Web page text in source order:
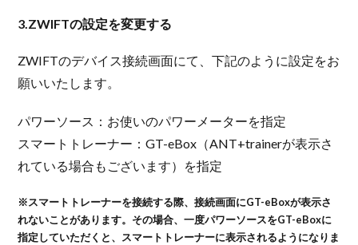
3.ZWIFTの設定を変更する
ZWIFTのデバイス接続画面にて、下記のように設定をお
願いいたします。
パワーソース：お使いのパワーメーターを指定
スマートトレーナー：GT-eBox（ANT+trainerが表示さ
れている場合もございます）を指定
※スマートトレーナーを接続する際、接続画面にGT-eBoxが表示さ
れないことがあります。その場合、一度パワーソースをGT-eBoxに
指定していただくと、スマートトレーナーに表示されるようになりま